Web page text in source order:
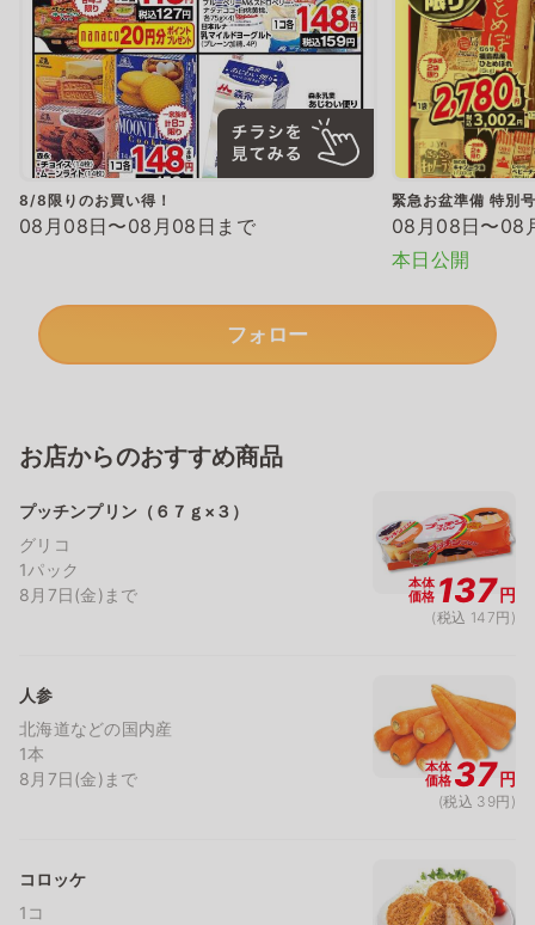
8/8限りのお買い得！
08月08日〜08月08日まで
緊急お盆準備 特別号
08月08日〜08
本日公開
フォロー
お店からのおすすめ商品
プッチンプリン（６７ｇ×３）
グリコ
1パック
8月7日(金)まで
本体
価格 137円
(税込 147円)
人参
北海道などの国内産
1本
8月7日(金)まで
本体
価格 37円
(税込 39円)
コロッケ
1コ